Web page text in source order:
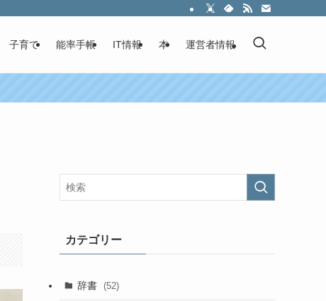
子育て 能率手帳 IT情報 本 運営者情報
カテゴリー
辞書 (52)